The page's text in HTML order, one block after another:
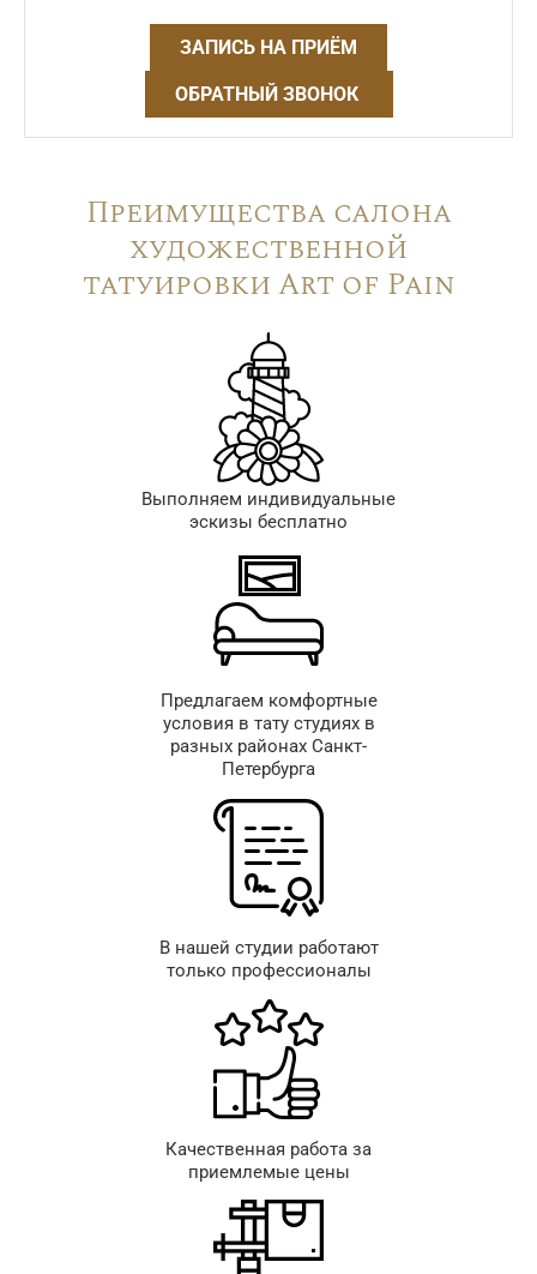
ЗАПИСЬ НА ПРИЁМ
ОБРАТНЫЙ ЗВОНОК
Преимущества салона
художественной
татуировки Art of Pain
Выполняем индивидуальные
эскизы бесплатно
Предлагаем комфортные
условия в тату студиях в
разных районах Санкт-
Петербурга
В нашей студии работают
только профессионалы
Качественная работа за
приемлемые цены